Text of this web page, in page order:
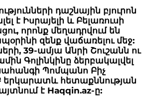
դաշնային բյուրոն
է Իսրայելի և Բելառուսի
որոնք մեղադրվում են
զենք վաճառելու մեջ:
39-ամյա Անրի Շուշանն ու
Գոլինկինը ձերբակալվել
Պոմպանո Բիչ
երկարատև հետաքննության
է Haqqin.az-ը: